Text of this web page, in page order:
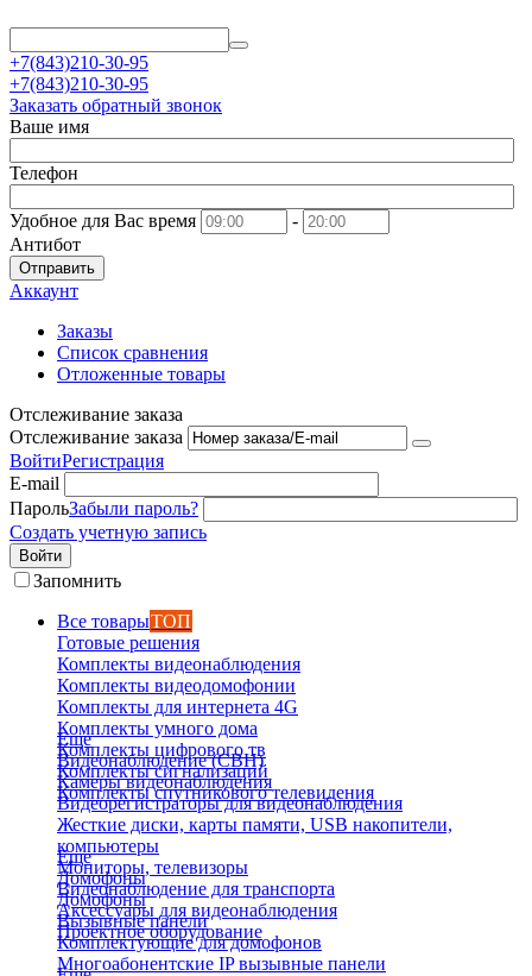
+7(843)210-30-95
+7(843)210-30-95
Заказать обратный звонок
Ваше имя
Телефон
Удобное для Вас время
-
Антибот
Отправить
Аккаунт
Заказы
Список сравнения
Отложенные товары
Отслеживание заказа
Отслеживание заказа
ВойтиРегистрация
E-mail
ПарольЗабыли пароль?
Создать учетную запись
Войти
Запомнить
Все товарыТОП
Готовые решения
Комплекты видеонаблюдения
Комплекты видеодомофонии
Комплекты для интернета 4G
Комплекты умного дома
Комплекты цифрового тв
Комплекты сигнализаций
Комплекты спутникового телевидения
Еще
Видеонаблюдение (СВН)
Камеры видеонаблюдения
Видеорегистраторы для видеонаблюдения
Жесткие диски, карты памяти, USB накопители,
компьютеры
Мониторы, телевизоры
Видеонаблюдение для транспорта
Аксессуары для видеонаблюдения
Проектное оборудование
Еще
Домофоны
Домофоны
Вызывные панели
Комплектующие для домофонов
Многоабонентские IP вызывные панели